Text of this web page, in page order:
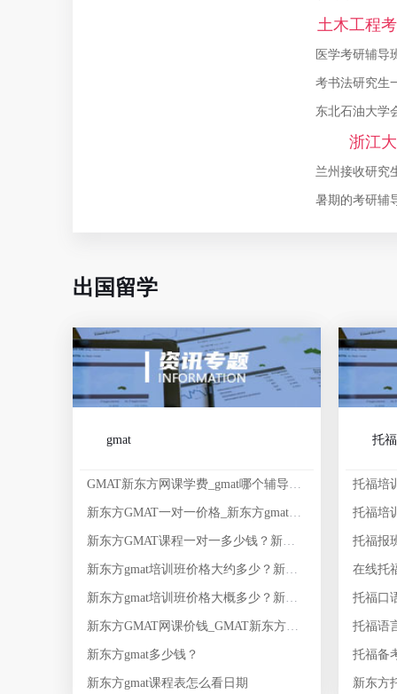
用？
土木工程
医学考研辅导
考书法研究生
我想问一下，
东北石油大学
学研究生认可
浙江
兰州接收研究
大学研究生院
暑期的考研辅
出国留学
gmat
新东方gmat多少钱？
新东方gmat课程表怎么看日期
托福
托福培
托福培
托福报
在线托
托福口
托福语
托福备
新东方